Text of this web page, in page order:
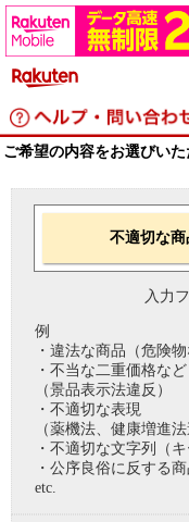
ご希望の内容をお選びい
不適切な
入力
例
・違法な商品（危険物
・不当な二重価格など
（景品表示法違反）
・不適切な表現
（薬機法、健康増進法
・不適切な文字列（キ
・公序良俗に反する商
etc.